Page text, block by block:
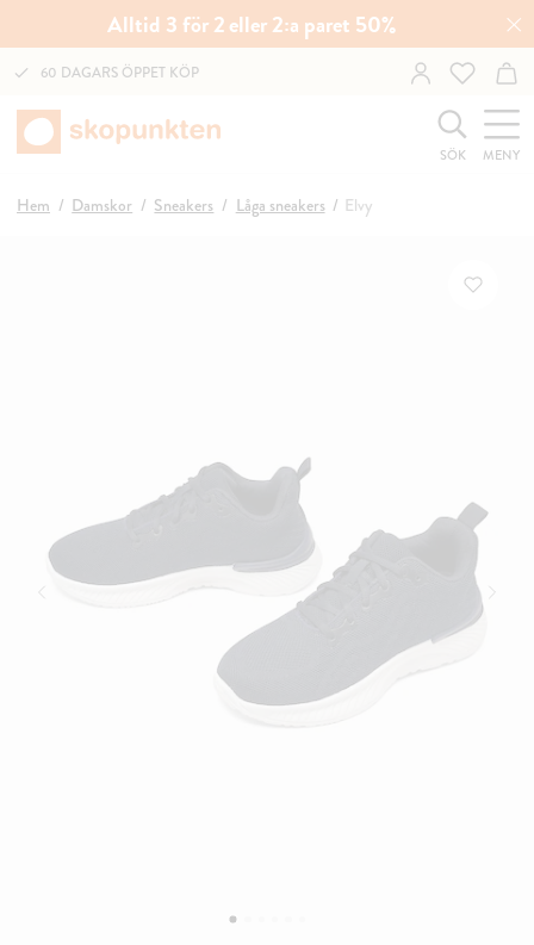
Alltid 3 för 2 eller 2:a paret 50%
60 DAGARS ÖPPET KÖP
SÖK MENY
Hem Damskor Sneakers Låga sneakers Elvy